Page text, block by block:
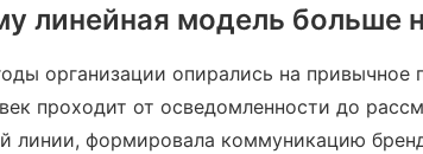
линейная модель больше
организации опирались на привычное
проходит от осведомленности до
линии, формировала коммуникацию